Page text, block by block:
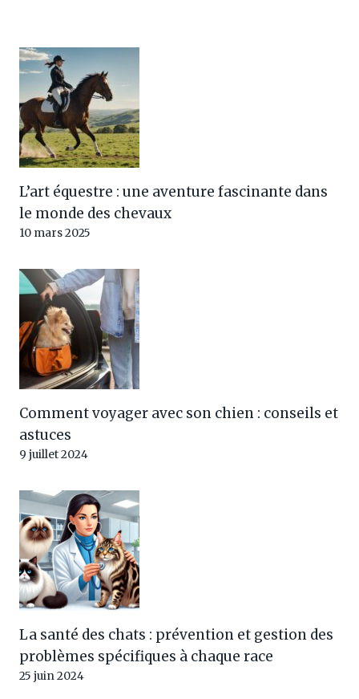
L’art équestre : une aventure fascinante dans
le monde des chevaux
10 mars 2025
Comment voyager avec son chien : conseils et
astuces
9 juillet 2024
La santé des chats : prévention et gestion des
problèmes spécifiques à chaque race
25 juin 2024